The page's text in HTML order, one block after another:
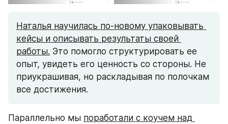
Наталья научилась по-новому упаковывать
кейсы и описывать результаты своей
работы. Это помогло структурировать ее
опыт, увидеть его ценность со стороны. Не
приукрашивая, но раскладывая по полочкам
все достижения.
Параллельно мы поработали с коучем над